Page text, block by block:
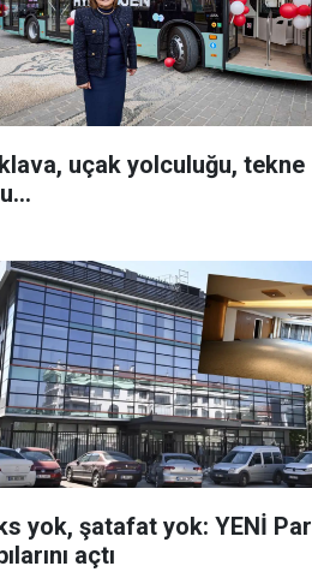
uçak yolculuğu, tekne
yok, şatafat yok: YENİ
açtı